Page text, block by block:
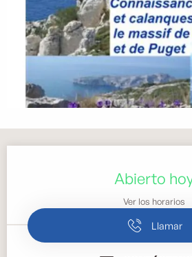
Abierto
Ver los horarios
Llamar